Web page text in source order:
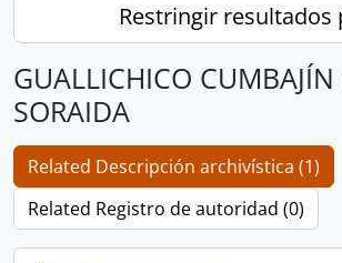
Restringir resultados
GUALLICHICO CUMBAJÍN
SORAIDA
Related Descripción archivística (1)
Related Registro de autoridad (0)